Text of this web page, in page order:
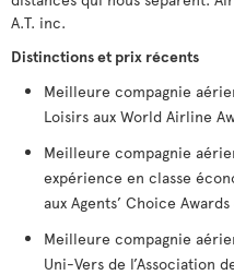
A.T. inc.
Distinctions et prix récents
Meilleure compagnie
Loisirs aux World Airline
Meilleure compagnie
expérience en classe
aux Agents’ Choice
Meilleure compagnie
Uni-Vers de l’Association